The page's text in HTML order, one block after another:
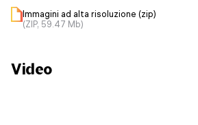
Immagini ad alta risoluzione (zip)
(ZIP, 59.47 Mb)
Video